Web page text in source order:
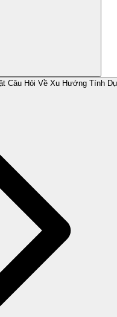
Câu Hỏi Về Xu Hướng Tính